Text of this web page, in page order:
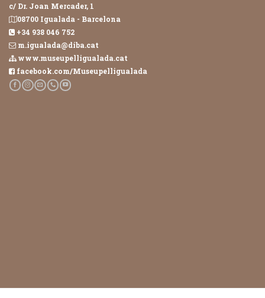
c/ Dr. Joan Mercader, 1
08700 Igualada - Barcelona
+34 938 046 752
m.igualada@diba.cat
www.museupelligualada.cat
facebook.com/Museupelligualada